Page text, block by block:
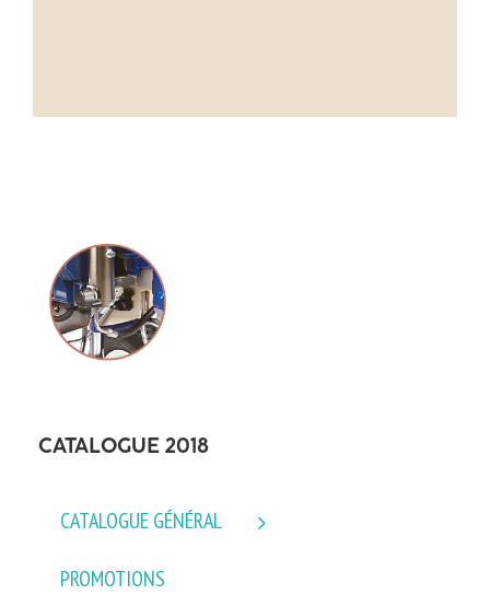
CATALOGUE 2018
CATALOGUE GÉNÉRAL
PROMOTIONS